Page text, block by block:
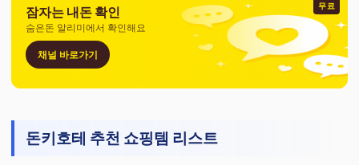
무료
잠자는 내돈 확인
숨은돈 알리미에서 확인해요
채널 바로가기
돈키호테 추천 쇼핑템 리스트